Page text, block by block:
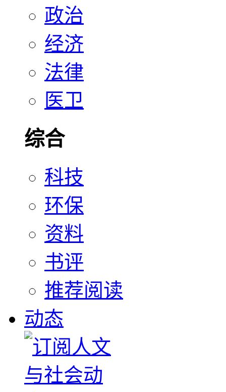
政治
经济
法律
医卫
综合
科技
环保
资料
书评
推荐阅读
动态